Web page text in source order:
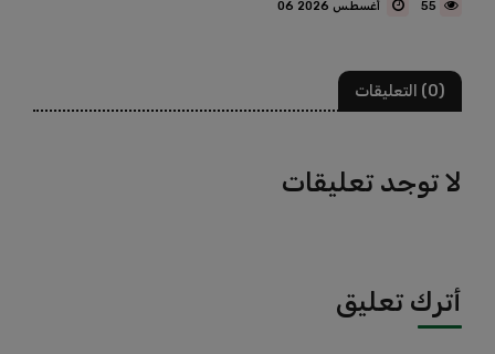
55
(0) التعليقات
لا توجد تعليقات
أترك تعليق